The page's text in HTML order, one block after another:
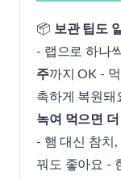
📦 보관 팁도
- 랩으로 하나
주까지 OK -
촉하게 복원돼
녹여 먹으면
- 햄 대신 참치
꿔도 좋아요 -